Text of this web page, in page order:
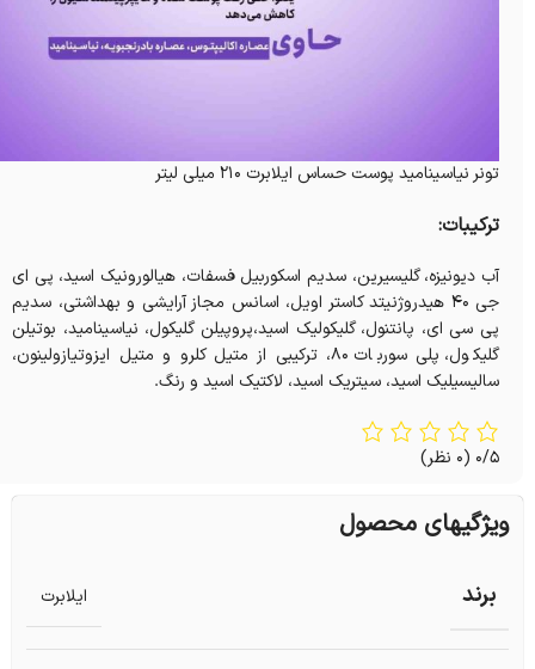
تونر نیاسینامید پوست حساس ایلابرت 210 میلی لیتر
ترکیبات:
آب دیونیزه، گلیسیرین، سدیم اسکوربیل فسفات، هیالورونیک اسید، پی ای
جی 40 هیدروژنیتد کاستر اویل، اسانس مجاز آرایشی و بهداشتی، سدیم
پی سی ای، پانتنول، گلیکولیک اسید،پروپیلن گلیکول، نیاسینامید، بوتیلن
گلیکول، پلی سوربات 80، ترکیبی از متیل کلرو و متیل ایزوتیازولینون،
سالیسیلیک اسید، سیتریک اسید، لاکتیک اسید و رنگ.
0/5 (0 نظر)
ویژگیهای محصول
برند ایلابرت